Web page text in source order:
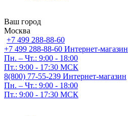
Ваш город
Москва
+7 499 288-88-60
+7 499 288-88-60 Интернет-магазин
Пн. – Чт.: 9:00 - 18:00
Пт.: 9:00 - 17:30 МСК
8(800) 77-55-239 Интернет-магазин
Пн. – Чт.: 9:00 - 18:00
Пт.: 9:00 - 17:30 МСК